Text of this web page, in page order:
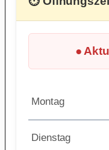
●
Montag
Dienstag